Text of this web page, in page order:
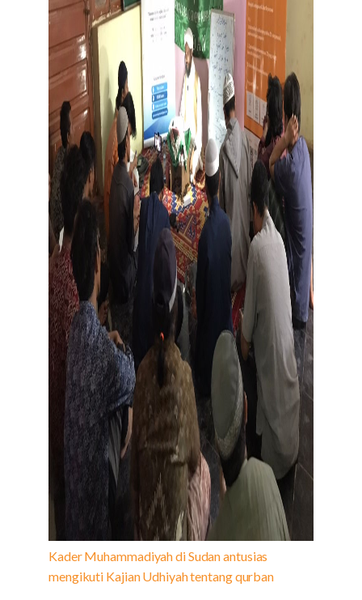
Kader Muhammadiyah di Sudan antusias
mengikuti Kajian Udhiyah tentang qurban